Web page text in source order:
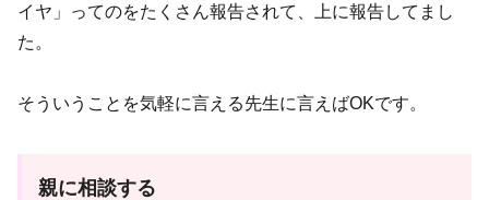
イヤ」ってのをたくさん報告されて、上に報告してまし
た。
そういうことを気軽に言える先生に言えばOKです。
親に相談する